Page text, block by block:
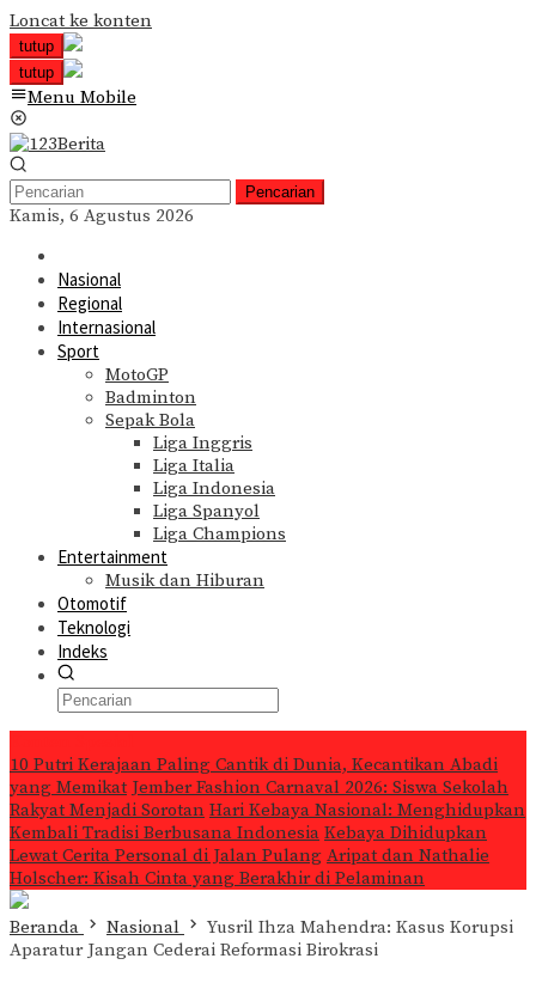
Loncat ke konten
tutup
tutup
Menu Mobile
Pencarian
Kamis, 6 Agustus 2026
Nasional
Regional
Internasional
Sport
MotoGP
Badminton
Sepak Bola
Liga Inggris
Liga Italia
Liga Indonesia
Liga Spanyol
Liga Champions
Entertainment
Musik dan Hiburan
Otomotif
Teknologi
Indeks
10 Putri Kerajaan Paling Cantik di Dunia, Kecantikan Abadi
yang Memikat Jember Fashion Carnaval 2026: Siswa Sekolah
Rakyat Menjadi Sorotan Hari Kebaya Nasional: Menghidupkan
Kembali Tradisi Berbusana Indonesia Kebaya Dihidupkan
Lewat Cerita Personal di Jalan Pulang Aripat dan Nathalie
Holscher: Kisah Cinta yang Berakhir di Pelaminan
Beranda Nasional
Yusril Ihza Mahendra: Kasus Korupsi
Aparatur Jangan Cederai Reformasi Birokrasi